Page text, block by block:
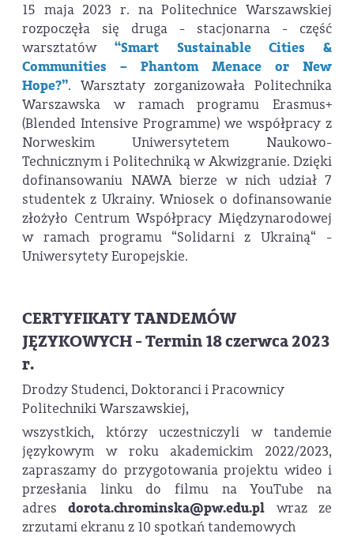
15 maja 2023 r. na Politechnice Warszawskiej
rozpoczęła się druga - stacjonarna - część
warsztatów “Smart Sustainable Cities &
Communities – Phantom Menace or New
Hope?”. Warsztaty zorganizowała Politechnika
Warszawska w ramach programu Erasmus+
(Blended Intensive Programme) we współpracy z
Norweskim Uniwersytetem Naukowo-
Technicznym i Politechniką w Akwizgranie. Dzięki
dofinansowaniu NAWA bierze w nich udział 7
studentek z Ukrainy. Wniosek o dofinansowanie
złożyło Centrum Współpracy Międzynarodowej
w ramach programu “Solidarni z Ukrainą“ -
Uniwersytety Europejskie.
CERTYFIKATY TANDEMÓW
JĘZYKOWYCH - Termin 18 czerwca 2023
r.
Drodzy Studenci, Doktoranci i Pracownicy
Politechniki Warszawskiej,
wszystkich, którzy uczestniczyli w tandemie
językowym w roku akademickim 2022/2023,
zapraszamy do przygotowania projektu wideo i
przesłania linku do filmu na YouTube na
adresdorota.chrominska@pw.edu.pl wraz ze
zrzutami ekranu z 10 spotkań tandemowych